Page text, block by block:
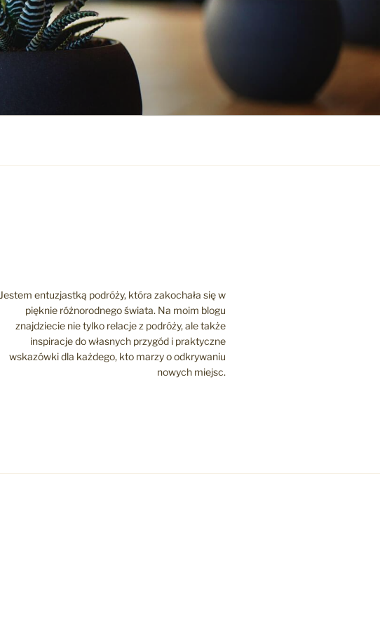
Jestem entuzjastką podróży, która zakochała się w
pięknie różnorodnego świata. Na moim blogu
znajdziecie nie tylko relacje z podróży, ale także
inspiracje do własnych przygód i praktyczne
wskazówki dla każdego, kto marzy o odkrywaniu
nowych miejsc.